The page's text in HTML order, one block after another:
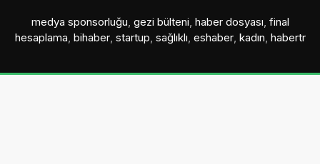
medya sponsorluğu, gezi bülteni, haber dosyası, final
hesaplama, bihaber, startup, sağlıklı, eshaber, kadın, habertr